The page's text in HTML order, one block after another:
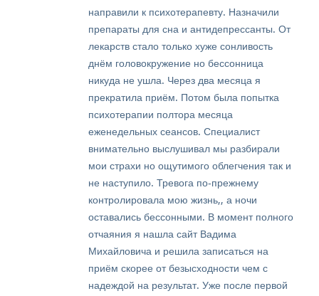
направили к психотерапевту. Назначили
препараты для сна и антидепрессанты. От
лекарств стало только хуже сонливость
днём головокружение но бессонница
никуда не ушла. Через два месяца я
прекратила приём. Потом была попытка
психотерапии полтора месяца
еженедельных сеансов. Специалист
внимательно выслушивал мы разбирали
мои страхи но ощутимого облегчения так и
не наступило. Тревога по‑прежнему
контролировала мою жизнь,, а ночи
оставались бессонными. В момент полного
отчаяния я нашла сайт Вадима
Михайловича и решила записаться на
приём скорее от безысходности чем с
надеждой на результат. Уже после первой